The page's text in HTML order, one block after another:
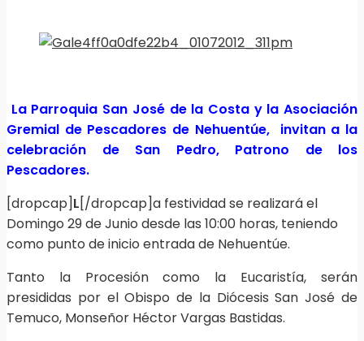
La Parroquia San José de la Costa y la Asociación
Gremial de Pescadores de Nehuentúe, invitan a la
celebración de San Pedro, Patrono de los
Pescadores.
[dropcap]L[/dropcap]a festividad se realizará el
Domingo 29 de Junio desde las 10:00 horas, teniendo
como punto de inicio entrada de Nehuentúe.
Tanto la Procesión como la Eucaristía, serán
presididas por el Obispo de la Diócesis San José de
Temuco, Monseñor Héctor Vargas Bastidas.